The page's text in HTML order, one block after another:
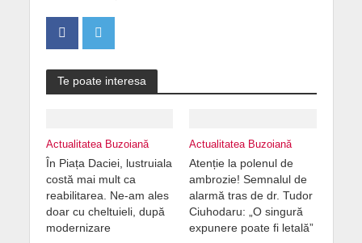
Te poate interesa
Actualitatea Buzoiană
În Piața Daciei, lustruiala
costă mai mult ca
reabilitarea. Ne-am ales
doar cu cheltuieli, după
modernizare
Actualitatea Buzoiană
Atenție la polenul de
ambrozie! Semnalul de
alarmă tras de dr. Tudor
Ciuhodaru: „O singură
expunere poate fi letală”